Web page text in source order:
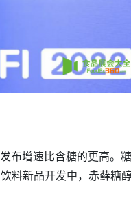
布增速比含糖的更高。
料新品开发中，赤藓糖